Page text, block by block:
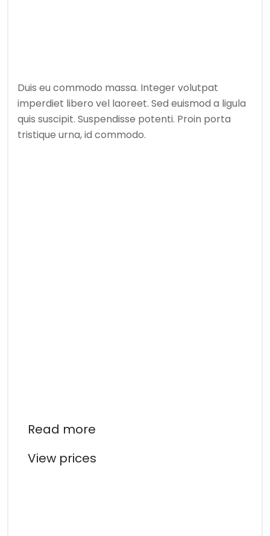
Duis eu commodo massa. Integer volutpat
imperdiet libero vel laoreet. Sed euismod a ligula
quis suscipit. Suspendisse potenti. Proin porta
tristique urna, id commodo.
Read more
View prices